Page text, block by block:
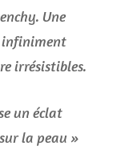
Une
infiniment
irrésistibles.
un éclat
la peau »